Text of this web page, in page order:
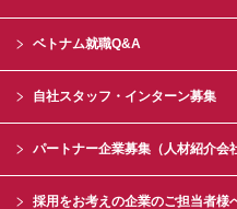
ベトナム就職Q&A
自社スタッフ・インターン募集
パートナー企業募集（人材紹介会
採用をお考えの企業のご担当者様